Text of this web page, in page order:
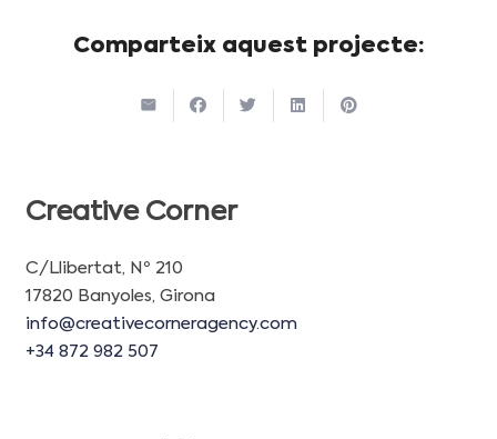
Comparteix aquest projecte:
Creative Corner
C/Llibertat, Nº 210
17820 Banyoles, Girona
info@creativecorneragency.com
+34 872 982 507